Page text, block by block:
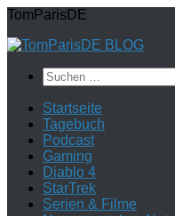
Zum
springen
TomParisDE
Suchen
nach:
Startseite
Tagebuch
Podcast
Gaming
Diablo 4
StarTrek
Serien & Filme